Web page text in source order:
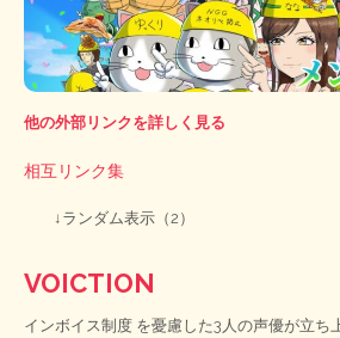
他の外部リンクを詳しく見る
相互リンク集
↓ランダム表示（2）
VOICTION
インボイス制度 を憂慮した3人の声優が立ち